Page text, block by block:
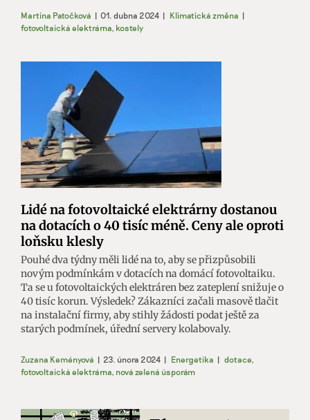
Martina Patočková | 01. dubna 2024 | Klimatická změna |
fotovoltaická elektrárna, kostely
Lidé na fotovoltaické elektrárny dostanou
na dotacích o 40 tisíc méně. Ceny ale oproti
loňsku klesly
Pouhé dva týdny měli lidé na to, aby se přizpůsobili
novým podmínkám v dotacích na domácí fotovoltaiku.
Ta se u fotovoltaických elektráren bez zateplení snižuje o
40 tisíc korun. Výsledek? Zákazníci začali masově tlačit
na instalační firmy, aby stihly žádosti podat ještě za
starých podmínek, úřední servery kolabovaly.
Zuzana Keményová | 23. února 2024 | Energetika | dotace,
fotovoltaická elektrárna, nová zelená úsporám